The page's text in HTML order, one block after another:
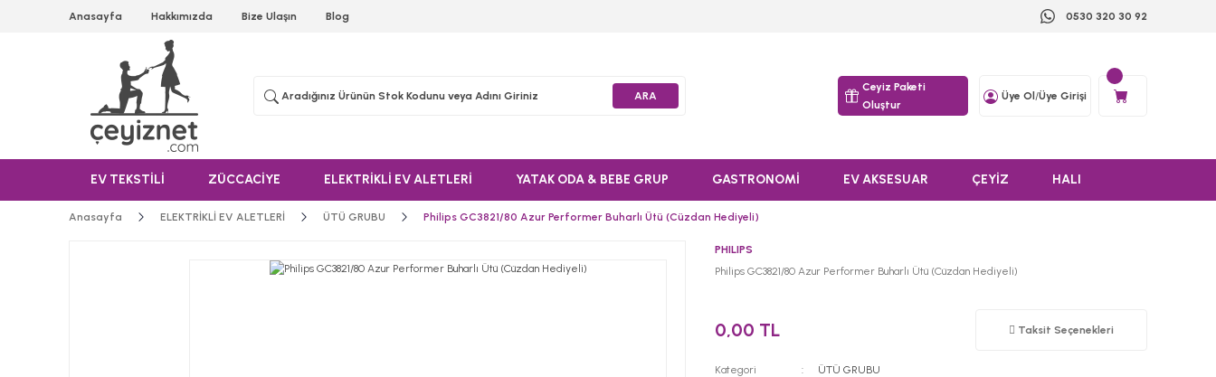
Anasayfa Hakkımızda Bize Ulaşın Blog 0530 320 30 92
ARA
Ceyiz Paketi
Oluştur
Üye Ol /Üye Girişi
EV TEKSTİLİ ZÜCCACİYE ELEKTRİKLİ EV ALETLERİ YATAK ODA & BEBE GRUP GASTRONOMİ EV AKSESUAR ÇEYİZ HALI
Anasayfa ELEKTRİKLİ EV ALETLERİ ÜTÜ GRUBU Philips GC3821/80 Azur Performer Buharlı Ütü (Cüzdan Hediyeli)
PHILIPS
Philips GC3821/80 Azur Performer Buharlı Ütü (Cüzdan Hediyeli)
0,00 TL Taksit Seçenekleri
Kategori
ÜTÜ GRUBU